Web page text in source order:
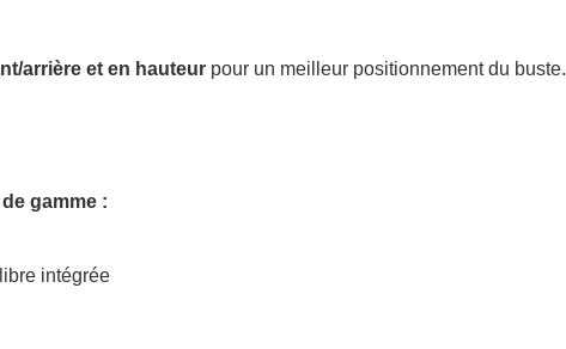
arrière et en hauteur pour un meilleur positionnement du buste.
gamme :
intégrée